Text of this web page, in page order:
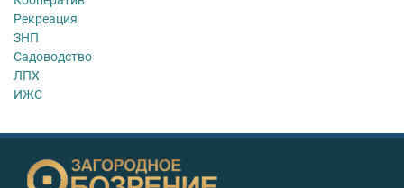
Рекреация
ЗНП
Садоводство
ЛПХ
ИЖС